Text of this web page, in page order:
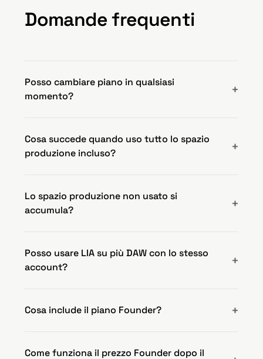
Domande frequenti
Posso cambiare piano in qualsiasi
momento?
Cosa succede quando uso tutto lo spazio
produzione incluso?
Lo spazio produzione non usato si
accumula?
Posso usare LIA su più DAW con lo stesso
account?
Cosa include il piano Founder?
Come funziona il prezzo Founder dopo il